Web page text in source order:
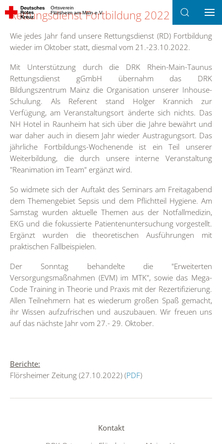
Ortsverein
Flörsheim am Main e.V.
Rettungsdienst Fortbildung 2022
Wie jedes Jahr fand unsere Rettungsdienst (RD) Fortbildung
wieder im Oktober statt, diesmal vom 21.-23.10.2022.
Mit Unterstützung durch die DRK Rhein-Main-Taunus
Rettungsdienst gGmbH übernahm das DRK
Bildungszentrum Mainz die Organisation unserer Inhouse-
Schulung. Als Referent stand Holger Krannich zur
Verfügung, am Veranstaltungsort änderte sich nichts. Das
NH Hotel in Raunheim hat sich über die Jahre bewährt und
war daher auch in diesem Jahr wieder Austragungsort. Das
jährliche Fortbildungs-Wochenende ist ein Teil unserer
Weiterbildung, die durch unsere interne Veranstaltung
"Reanimation im Team" ergänzt wird.
So widmete sich der Auftakt des Seminars am Freitagabend
dem Themengebiet Sepsis und dem Pflichtteil Hygiene. Am
Samstag wurden aktuelle Themen aus der Notfallmedizin,
EKG und die fokussierte Patientenuntersuchung vorgestellt.
Ergänzt wurden die theoretischen Ausführungen mit
praktischen Fallbeispielen.
Der Sonntag behandelte die "Erweiterten
Versorgungsmaßnahmen (EVM) im MTK", sowie das Mega-
Code Training in Theorie und Praxis mit der Rezertifizierung.
Allen Teilnehmern hat es wiederum großen Spaß gemacht,
ihr Wissen aufzufrischen und auszubauen. Wir freuen uns
auf das nächste Jahr vom 27.- 29. Oktober.
Berichte:
Flörsheimer Zeitung (27.10.2022) (PDF)
Kontakt